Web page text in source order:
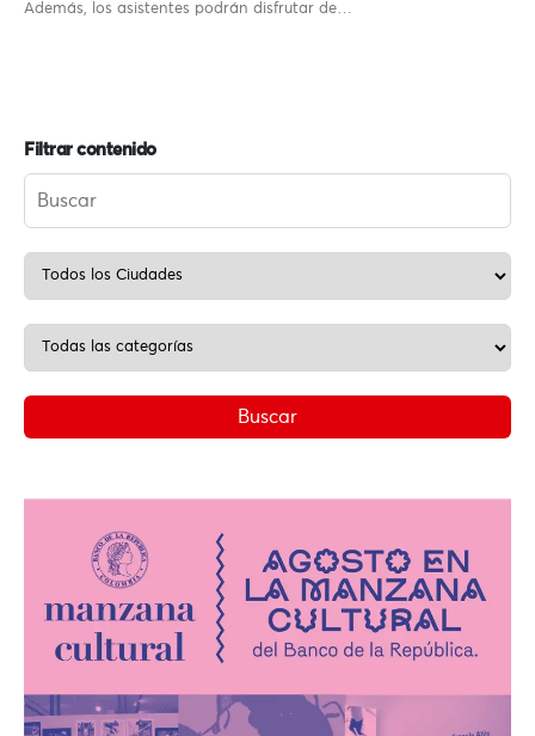
Además, los asistentes podrán disfrutar de…
Filtrar contenido